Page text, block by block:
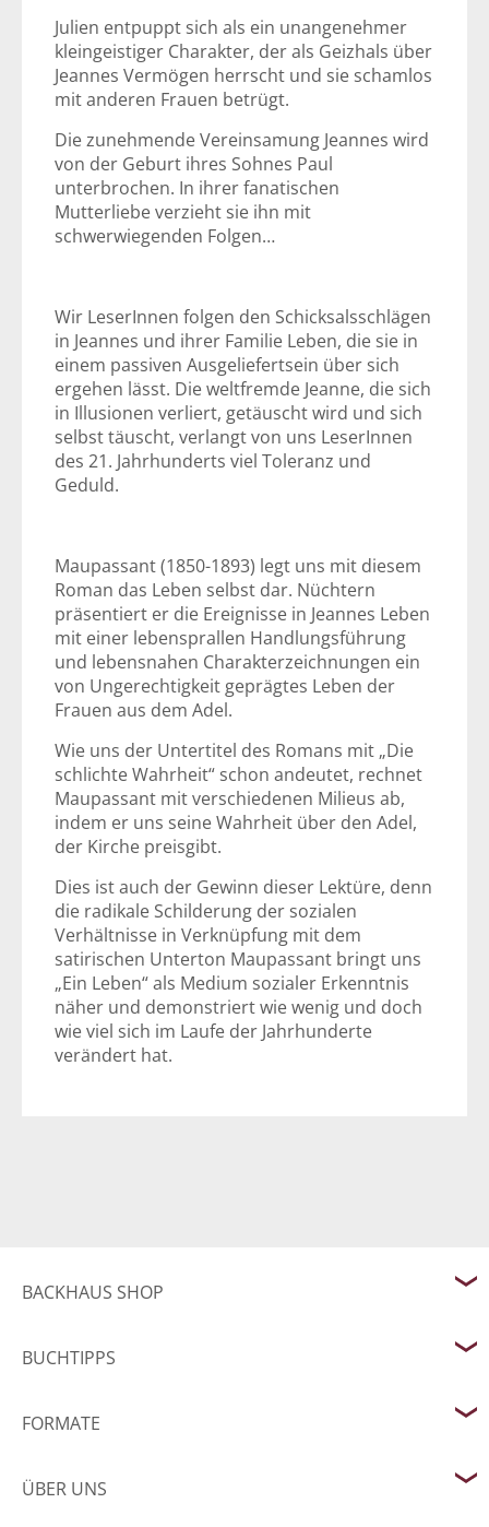
Julien entpuppt sich als ein unangenehmer
kleingeistiger Charakter, der als Geizhals über
Jeannes Vermögen herrscht und sie schamlos
mit anderen Frauen betrügt.
Die zunehmende Vereinsamung Jeannes wird
von der Geburt ihres Sohnes Paul
unterbrochen. In ihrer fanatischen
Mutterliebe verzieht sie ihn mit
schwerwiegenden Folgen…
Wir LeserInnen folgen den Schicksalsschlägen
in Jeannes und ihrer Familie Leben, die sie in
einem passiven Ausgeliefertsein über sich
ergehen lässt. Die weltfremde Jeanne, die sich
in Illusionen verliert, getäuscht wird und sich
selbst täuscht, verlangt von uns LeserInnen
des 21. Jahrhunderts viel Toleranz und
Geduld.
Maupassant (1850-1893) legt uns mit diesem
Roman das Leben selbst dar. Nüchtern
präsentiert er die Ereignisse in Jeannes Leben
mit einer lebensprallen Handlungsführung
und lebensnahen Charakterzeichnungen ein
von Ungerechtigkeit geprägtes Leben der
Frauen aus dem Adel.
Wie uns der Untertitel des Romans mit „Die
schlichte Wahrheit“ schon andeutet, rechnet
Maupassant mit verschiedenen Milieus ab,
indem er uns seine Wahrheit über den Adel,
der Kirche preisgibt.
Dies ist auch der Gewinn dieser Lektüre, denn
die radikale Schilderung der sozialen
Verhältnisse in Verknüpfung mit dem
satirischen Unterton Maupassant bringt uns
„Ein Leben“ als Medium sozialer Erkenntnis
näher und demonstriert wie wenig und doch
wie viel sich im Laufe der Jahrhunderte
verändert hat.
BACKHAUS SHOP
BUCHTIPPS
FORMATE
ÜBER UNS